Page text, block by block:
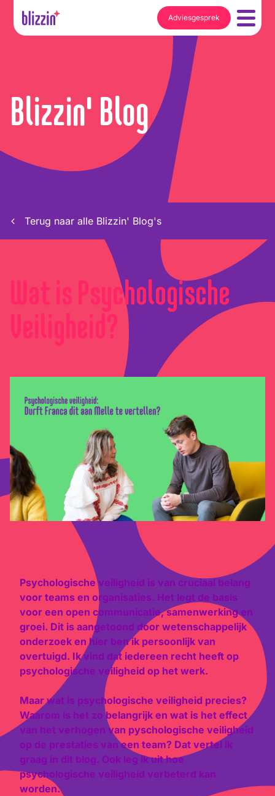
Adviesgesprek
Blizzin' Blog
Terug naar alle Blizzin' Blog's
Wat is Psychologische
Veiligheid?
Psychologische veiligheid is van cruciaal belang
voor teams en organisaties. Het legt de basis
voor een open communicatie, samenwerking en
groei. Dit is aangetoond door wetenschappelijk
onderzoek en hier ben ik persoonlijk van
overtuigd. Ik vind dat iedereen recht heeft op
psychologische veiligheid op het werk.
Maar wat is psychologische veiligheid precies?
Waarom is het zo belangrijk en wat is het effect
van het verhogen van pyschologische veiligheid
op de prestaties van een team? Dat vertel ik
graag in dit blog. Ook leg ik uit hoe
psychologische veiligheid verbeterd kan
worden.